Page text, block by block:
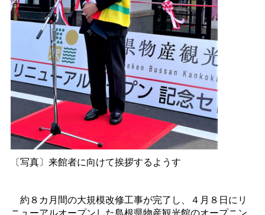
〔写真〕来館者に向けて挨拶するようす
約８カ月間の大規模改修工事が完了し、４月８日にリ